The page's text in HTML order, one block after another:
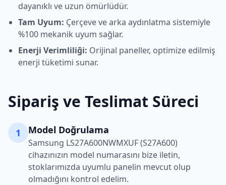
dayanıklı ve uzun ömürlüdür.
Tam Uyum: Çerçeve ve arka aydınlatma sistemiyle
%100 mekanik uyum sağlar.
Enerji Verimliliği: Orijinal paneller, optimize edilmiş
enerji tüketimi sunar.
Sipariş ve Teslimat Süreci
1 Model Doğrulama
Samsung LS27A600NWMXUF (S27A600)
cihazınızın model numarasını bize iletin,
stoklarımızda uyumlu panelin mevcut olup
olmadığını kontrol edelim.